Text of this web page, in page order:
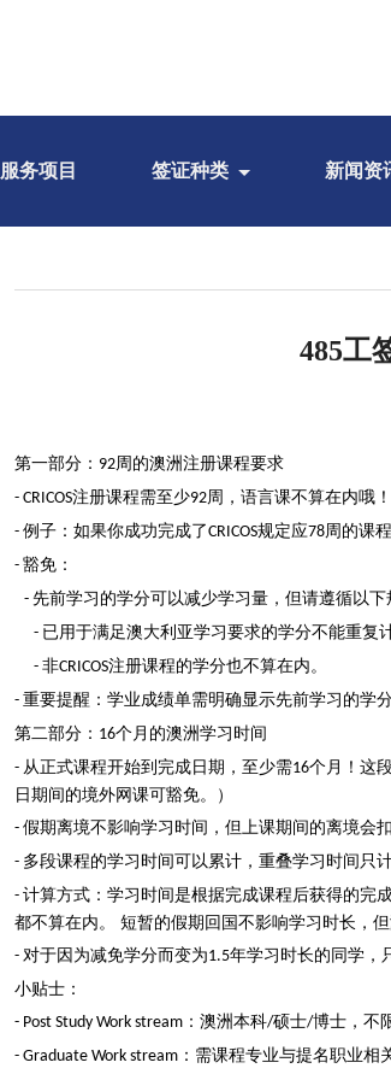
服务项目 签证种类 新闻资
485工
第一部分： 92周的澳洲注册课程要求
- CRICOS注册课程需至少92周，语言课不算在内哦
- 例子：如果你成功完成了CRICOS规定应78周的课
- 豁免：
- 先前学习的学分可以减少学习量，但请遵循以下
- 已用于满足澳大利亚学习要求的学分不能重复计
- 非CRICOS注册课程的学分也不算在内。
- 重要提醒：学业成绩单需明确显示先前学习的学
第二部分： 16个月的澳洲学习时间
- 从正式课程开始到完成日期，至少需16个月！这
日期间的境外网课可豁免。）
- 假期离境不影响学习时间，但上课期间的离境会
- 多段课程的学习时间可以累计，重叠学习时间只计
- 计算方式：学习时间是根据完成课程后获得的完
都不算在内。 短暂的假期回国不影响学习时长，但
- 对于因为减免学分而变为1.5年学习时长的同学，
小贴士：
- Post Study Work stream：澳洲本科/硕士/博士，不
- Graduate Work stream：需课程专业与提名职业相